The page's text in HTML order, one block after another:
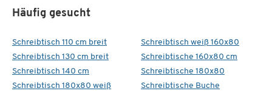
Häufig gesucht
Schreibtisch 110 cm breit
Schreibtisch 130 cm breit
Schreibtisch 140 cm
Schreibtisch 180x80 weiß
Schreibtisch weiß 160x80
Schreibtische 160x80 cm
Schreibtische 180x80
Schreibtische Buche